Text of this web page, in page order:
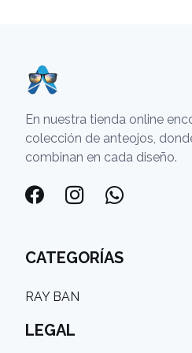
En nuestra tienda online
colección de anteojos,
combinan en cada diseño.
CATEGORÍAS
RAY BAN
LEGAL